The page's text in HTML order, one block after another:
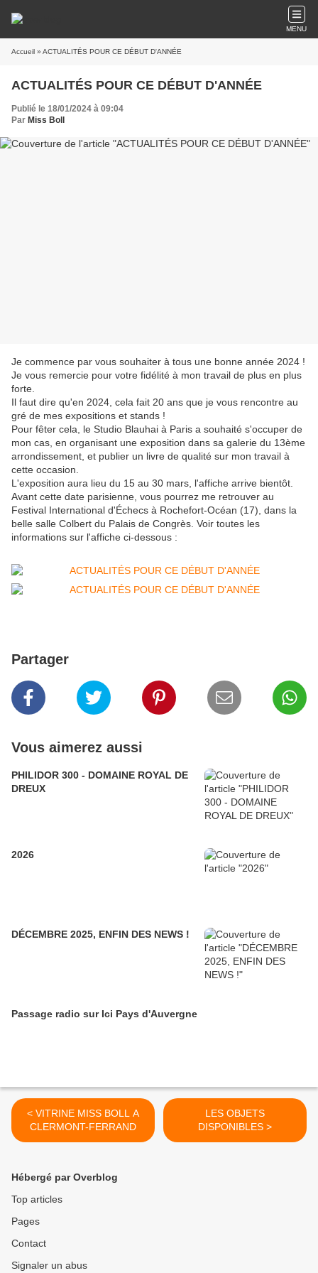
MENU
Accueil » ACTUALITÉS POUR CE DÉBUT D'ANNÉE
ACTUALITÉS POUR CE DÉBUT D'ANNÉE
Publié le 18/01/2024 à 09:04
Par Miss Boll
Je commence par vous souhaiter à tous une bonne année 2024 !
Je vous remercie pour votre fidélité à mon travail de plus en plus
forte.
Il faut dire qu'en 2024, cela fait 20 ans que je vous rencontre au
gré de mes expositions et stands !
Pour fêter cela, le Studio Blauhai à Paris a souhaité s'occuper de
mon cas, en organisant une exposition dans sa galerie du 13ème
arrondissement, et publier un livre de qualité sur mon travail à
cette occasion.
L'exposition aura lieu du 15 au 30 mars, l'affiche arrive bientôt.
Avant cette date parisienne, vous pourrez me retrouver au
Festival International d'Échecs à Rochefort-Océan (17), dans la
belle salle Colbert du Palais de Congrès. Voir toutes les
informations sur l'affiche ci-dessous :
Partager
Vous aimerez aussi
PHILIDOR 300 - DOMAINE ROYAL DE
DREUX
2026
DÉCEMBRE 2025, ENFIN DES NEWS !
Passage radio sur Ici Pays d'Auvergne
< VITRINE MISS BOLL A
CLERMONT-FERRAND
LES OBJETS
DISPONIBLES >
Hébergé par Overblog
Top articles
Pages
Contact
Signaler un abus